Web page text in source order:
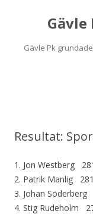
Gävle Pk
Resultat:
1. Jon Westberg
2. Patrik Manlig
3. Johan
4. Stig Rudeholm